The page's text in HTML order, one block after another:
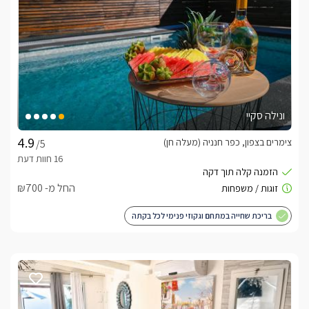
כלול באירוח
האורחים בסוויטות נופש קסום יהנו משלל פינוקים הכוללים: ערכת
הכוללות טיולי סוסים רומנטיים, וטיולי שטח ברייזרים וג'יפים, לחובבי
הטיולים הרגליים בטבע האזור מציע שפע של מסלולי טיול בנחלים,
הרים ואתרים היסטוריים. עוד באזור בקיבוץ פרוד, מתחם הכולל מיני
ונילה סקיי
/5
צימרים בצפון, כפר חנניה (מעלה חן)
החל מ- ₪700
בריכת שחייה במתחם וגקוזי פנימי לכל בקתה